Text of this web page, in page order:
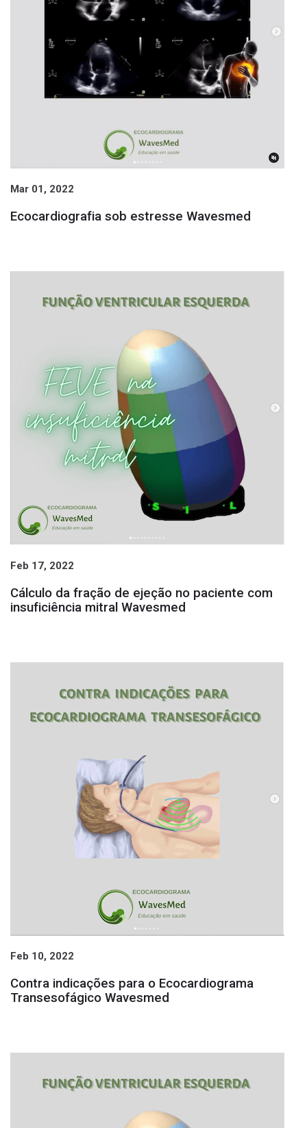
Mar 01, 2022
Ecocardiografia sob estresse Wavesmed
Feb 17, 2022
Cálculo da fração de ejeção no paciente com
insuficiência mitral Wavesmed
Feb 10, 2022
Contra indicações para o Ecocardiograma
Transesofágico Wavesmed